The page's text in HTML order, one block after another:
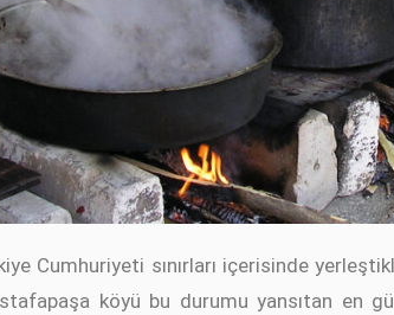
Cumhuriyeti sınırları içerisinde
köyü bu durumu yansıtan en